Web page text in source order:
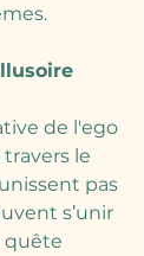
de l'ego
le
pas
s’unir
quête